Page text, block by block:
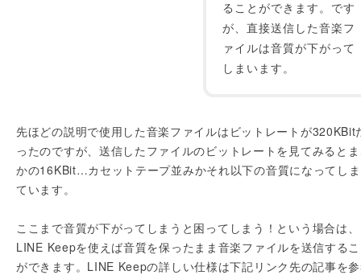
ることができます。です
が、直接送信した音楽フ
ァイルは音質が下がって
しまいます。
先ほどの説明で使用した音楽ファイルはビットレートが320KBit
ったのですが、送信したファイルのビットレートを見てみると
かの16KBit…カセットテープ並みかそれ以下の音質になってし
ています。
ここまで音質が下がってしまうと困ってしまう！という場合は、
LINE Keepを使えば音質を保ったまま音楽ファイルを送信する
ができます。LINE Keepの詳しい仕様は下記リンク先の記事を